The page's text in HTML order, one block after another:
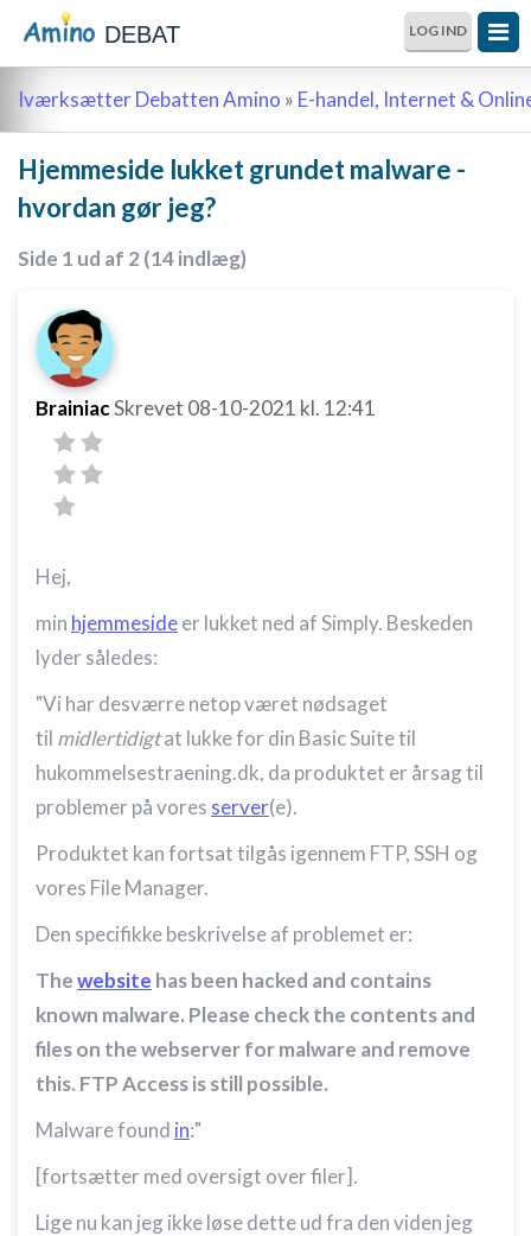
DEBAT LOG IND
Iværksætter Debatten Amino » E-handel, Internet &
Hjemmeside lukket grundet malware -
hvordan gør jeg?
Side 1 ud af 2 (14 indlæg)
BrainiacSkrevet 08-10-2021 kl. 12:41
Hej,
min hjemmesideer lukket ned af Simply. Beskeden
lyder således:
"Vi har desværre netop været nødsaget
til midlertidigtat lukke for din Basic Suite til
hukommelsestraening.dk, da produktet er årsag til
problemer på vores server(e).
Produktet kan fortsat tilgås igennem FTP, SSH og
vores File Manager.
Den specifikke beskrivelse af problemet er:
Thewebsite has been hacked and contains
known malware. Please check the contents and
files on the webserver for malware and remove
this. FTP Access is still possible.
Malware found in:"
[fortsætter med oversigt over filer].
Lige nu kan jeg ikke løse dette ud fra den viden jeg